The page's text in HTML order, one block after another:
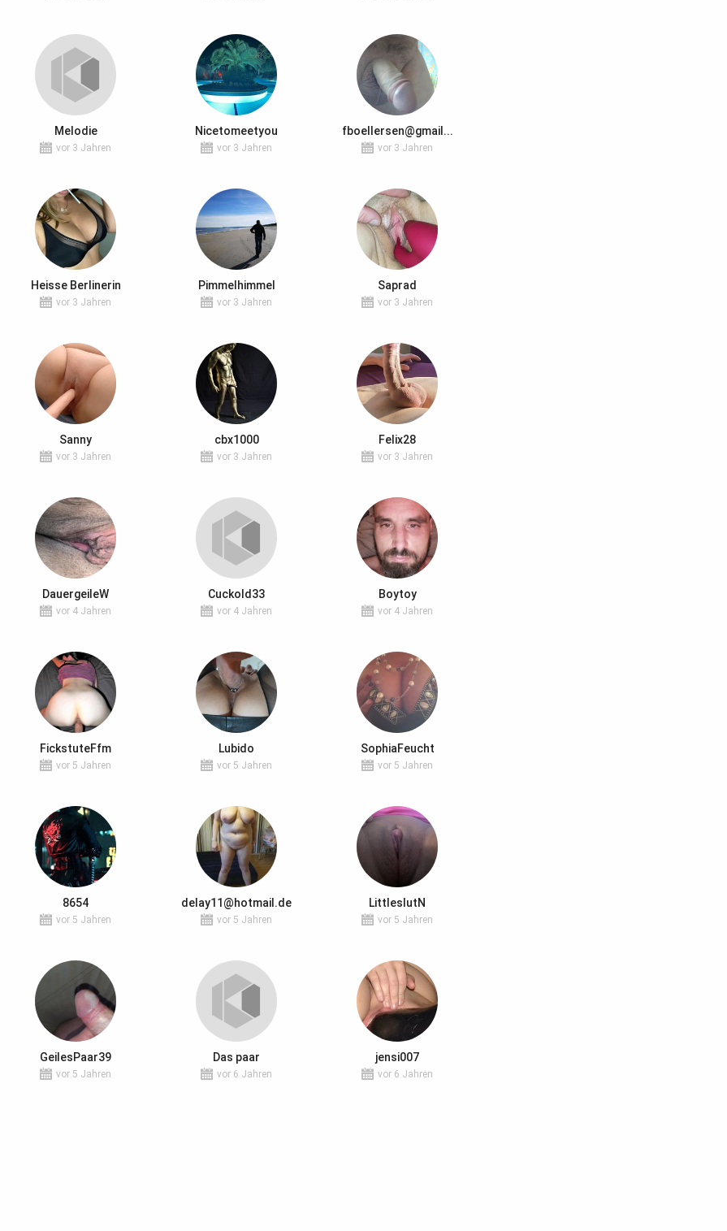
Melodie
vor 3 Jahren
Nicetomeetyou
vor 3 Jahren
fboellersen@gmail...
vor 3 Jahren
Heisse Berlinerin
vor 3 Jahren
Pimmelhimmel
vor 3 Jahren
Saprad
vor 3 Jahren
Sanny
vor 3 Jahren
cbx1000
vor 3 Jahren
Felix28
vor 3 Jahren
DauergeileW
vor 4 Jahren
Cuckold33
vor 4 Jahren
Boytoy
vor 4 Jahren
FickstuteFfm
vor 5 Jahren
Lubido
vor 5 Jahren
SophiaFeucht
vor 5 Jahren
8654
vor 5 Jahren
delay11@hotmail.de
vor 5 Jahren
LittleslutN
vor 5 Jahren
GeilesPaar39
vor 5 Jahren
Das paar
vor 6 Jahren
jensi007
vor 6 Jahren